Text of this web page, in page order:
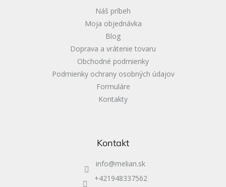
Náš príbeh
Moja objednávka
Blog
Doprava a vrátenie tovaru
Obchodné podmienky
Podmienky ochrany osobných údajov
Formuláre
Kontakty
Kontakt
info@melian.sk
+421948337562